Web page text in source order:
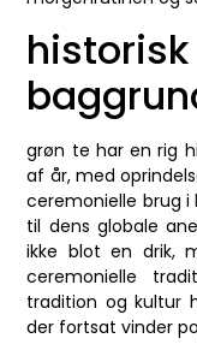
grøn te har en rig
af år, med
ceremonielle brug i
til dens globale
ikke blot en drik,
ceremonielle
tradition og kultur
der fortsat vinder